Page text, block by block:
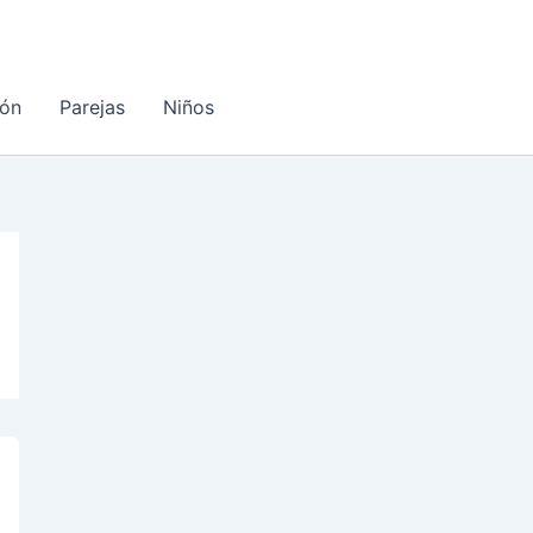
Parejas Niños